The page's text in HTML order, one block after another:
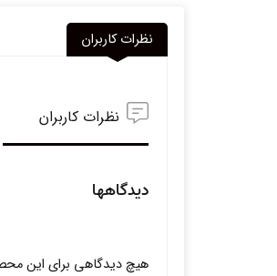
نظرات کاربران
نظرات کاربران
دیدگاهها
هیچ دیدگاهی برای این